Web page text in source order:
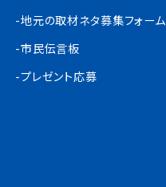
-地元の取材ネタ募集フォーム
-市民伝言板
-プレゼント応募